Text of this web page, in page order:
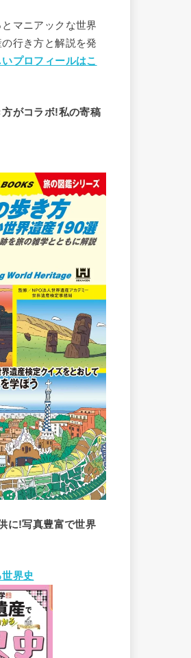
マニアックな世界
行き方と解説を発
プロフィールはこ
がコラボ!私の寄稿
に!写真豊富で世界
界史